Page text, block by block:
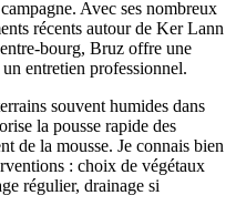
Avec ses nombreux
récents autour de Ker Lann
bourg, Bruz offre une
entretien professionnel.
souvent humides dans
la pousse rapide des
de la mousse. Je connais bien
: choix de végétaux
régulier, drainage si